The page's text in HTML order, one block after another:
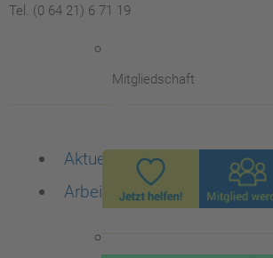
Mitgliedschaft
Aktuelles
Arbeitsbereiche
Tel. (0 64 21) 6 71 19